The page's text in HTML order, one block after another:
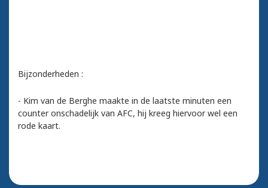
Bijzonderheden :
- Kim van de Berghe maakte in de laatste minuten een
counter onschadelijk van AFC, hij kreeg hiervoor wel een
rode kaart.